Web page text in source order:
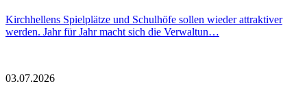
Kirchhellens Spielplätze und Schulhöfe sollen wieder attraktiver
werden. Jahr für Jahr macht sich die Verwaltun…
03.07.2026